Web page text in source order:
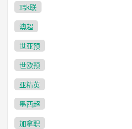
韩k联
澳超
世亚预
世欧预
亚精英
墨西超
加拿职